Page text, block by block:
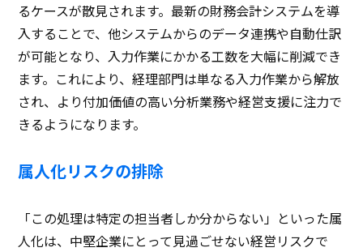
るケースが散見されます。最新の財務会計システムを導
入することで、他システムからのデータ連携や自動仕訳
が可能となり、入力作業にかかる工数を大幅に削減でき
ます。これにより、経理部門は単なる入力作業から解放
され、より付加価値の高い分析業務や経営支援に注力で
きるようになります。
属人化リスクの排除
「この処理は特定の担当者しか分からない」といった属
人化は、中堅企業にとって見過ごせない経営リスクで